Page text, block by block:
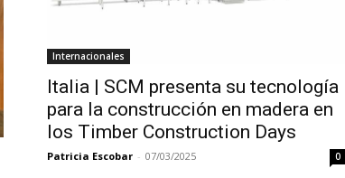
Internacionales
Italia | SCM presenta su tecnología
para la construcción en madera en
los Timber Construction Days
Patricia Escobar - 07/03/2025 0